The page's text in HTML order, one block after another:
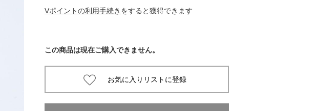
京都岡崎
Vポイントの利用手続き をすると獲得できます
この商品は現在ご購入できません。